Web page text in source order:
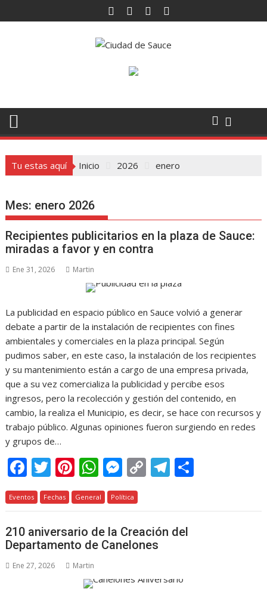
al
Tu estas aquí Inicio 2026 enero
Mes: enero 2026
Recipientes publicitarios en la plaza de Sauce:
miradas a favor y en contra
Ene 31, 2026 Martin
La publicidad en espacio público en Sauce volvió a generar
debate a partir de la instalación de recipientes con fines
ambientales y comerciales en la plaza principal. Según
pudimos saber, en este caso, la instalación de los recipientes
y su mantenimiento están a cargo de una empresa privada,
que a su vez comercializa la publicidad y percibe esos
ingresos, pero la recolección y gestión del contenido, en
cambio, la realiza el Municipio, es decir, se hace con recursos y
trabajo público. Algunas opiniones fueron surgiendo en redes
y grupos de…
F
ac
e
b
o
o
T
w
itt
er
Pi
nt
er
e
st
W
h
at
s
A
p
M
e
ss
e
n
er
C
p
y
Li
k
T
e
gr
a
m
Eventos Fechas General Política
210 aniversario de la Creación del
Departamento de Canelones
Ene 27, 2026 Martin